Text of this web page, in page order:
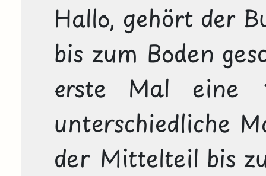
Hallo, gehört der
bis zum Boden
erste Mal eine
unterschiedliche
der Mittelteil bis